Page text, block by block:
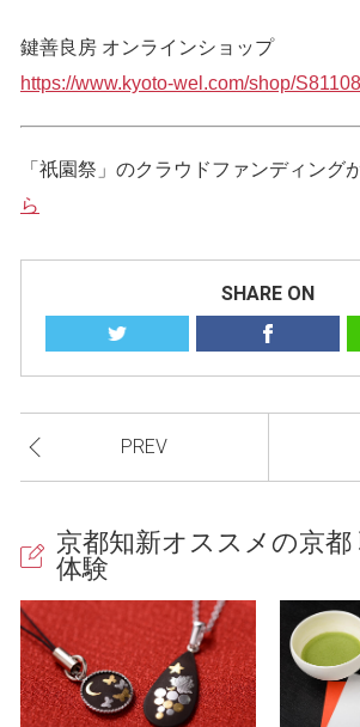
鍵善良房 オンラインショップ
https://www.kyoto-wel.com/shop/S81108
「祇園祭」のクラウドファンディング
ら
SHARE ON
PREV
京都知新オススメの京都
体験